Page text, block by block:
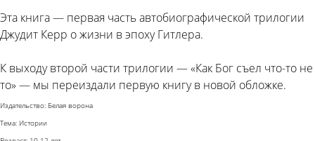
Эта книга — первая часть автобиографической трилогии
Джудит Керр о жизни в эпоху Гитлера.
К выходу второй части трилогии — «Как Бог съел что-то не
то» — мы переиздали первую книгу в новой обложке.
Издательство: Белая ворона
Тема: Истории